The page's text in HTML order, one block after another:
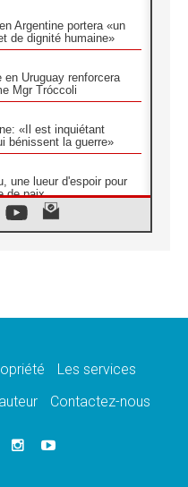
Argentine portera «un
de dignité humaine»
Uruguay renforcera
Mgr Tróccoli
«Il est inquiétant
bénissent la guerre»
une lueur d'espoir pour
de paix
Afrique vers
la prière est un acte
Chevaliers de Colomb à
Les services
Contactez-nous